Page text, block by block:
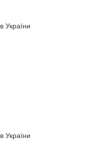
України
України